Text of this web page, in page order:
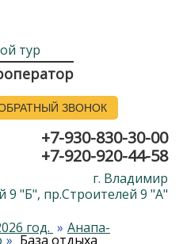
ЗВОНОК
+7-930-830-30-00
+7-920-920-44-58
г. Владимир
9 "Б", пр.Строителей 9 "А"
год. Анапа-
База отдыха